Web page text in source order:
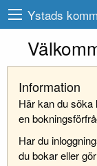
Ystads
Information
Här kan du söka
en
Har du
du bokar eller